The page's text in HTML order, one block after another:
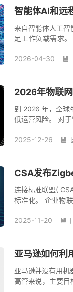
智能体AI和远
来自智能体人工智
足工作负载需求
2026-04-30 
2026年物联
到 2026 年，全球
低运营风险。 对
2025-12-26 
CSA发布
连接标准联盟(
标准化。 企业物
2025-11-20 
亚马逊如何利
亚马逊并没有用机
高管来说，主要目